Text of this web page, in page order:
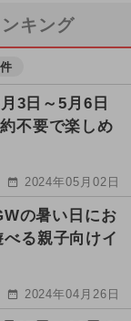
キング
3日～5月6日
不要で楽しめ
2024年05月02日
の暑い日にお
る親子向けイ
2024年04月26日